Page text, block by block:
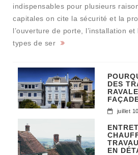
indispensables pour plusieurs
capitales on cite la sécurité et la
l’ouverture de porte, l’installation
types de ser
DES
juillet
EN